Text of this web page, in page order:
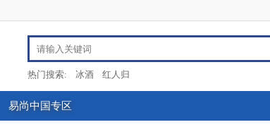
热门搜索: 冰酒 红人归
易尚中国专区